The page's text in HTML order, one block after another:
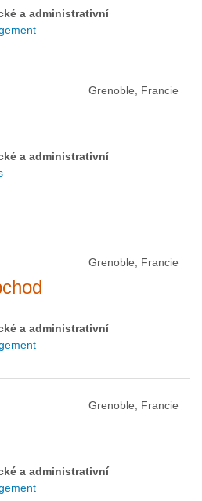
a administrativní
Grenoble, Francie
a administrativní
Grenoble, Francie
a administrativní
Grenoble, Francie
a administrativní